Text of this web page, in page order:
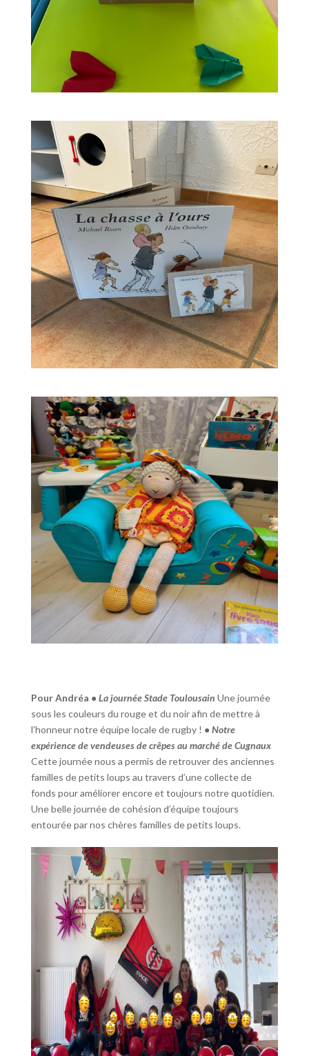
Pour Andréa •⁠ ⁠La journée Stade Toulousain Une journée
sous les couleurs du rouge et du noir afin de mettre à
l’honneur notre équipe locale de rugby ! •⁠ ⁠Notre
expérience de vendeuses de crêpes au marché de Cugnaux
Cette journée nous a permis de retrouver des anciennes
familles de petits loups au travers d’une collecte de
fonds pour améliorer encore et toujours notre quotidien.
Une belle journée de cohésion d’équipe toujours
entourée par nos chères familles de petits loups.